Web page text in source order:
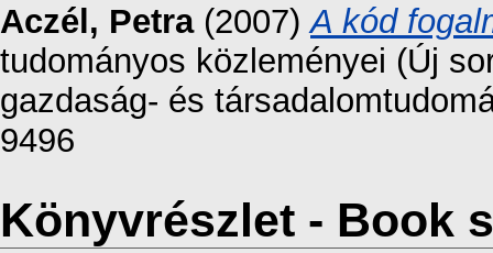
Aczél, Petra(2007)A kód
tudományos közleményei (Új
gazdaság- és
9496
Könyvrészlet - Book